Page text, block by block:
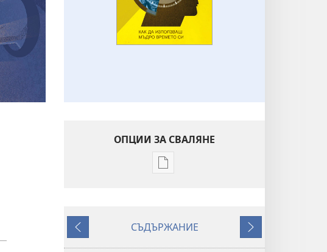
ОПЦИИ ЗА СВАЛЯНЕ
Опции
издания
Назад
СЪДЪРЖАНИЕ
Напред